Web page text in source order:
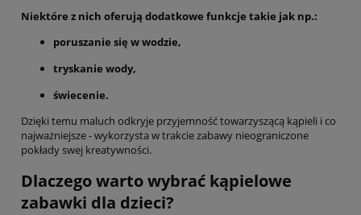
Niektóre z nich oferują dodatkowe funkcje takie jak np.:
poruszanie się w wodzie,
tryskanie wody,
świecenie.
Dzięki temu maluch odkryje przyjemność towarzyszącą kąpieli i co
najważniejsze - wykorzysta w trakcie zabawy nieograniczone
pokłady swej kreatywności.
Dlaczego warto wybrać kąpielowe
zabawki dla dzieci?